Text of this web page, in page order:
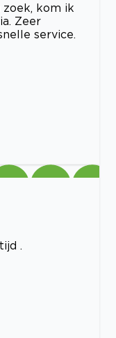
kom ik
Zeer
service.
.